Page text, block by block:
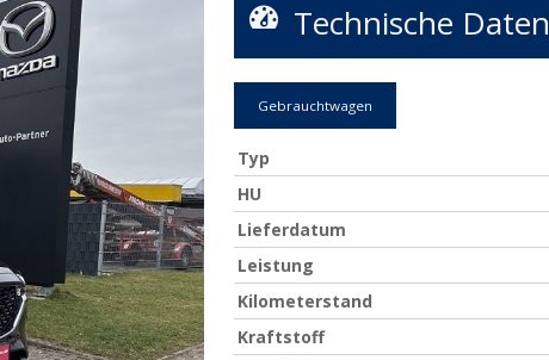
Technische Daten
Gebrauchtwagen
Typ
HU
Lieferdatum
Leistung
Kilometerstand
Kraftstoff